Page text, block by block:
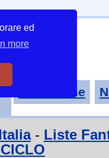
ed
more
Classifiche
- Liste